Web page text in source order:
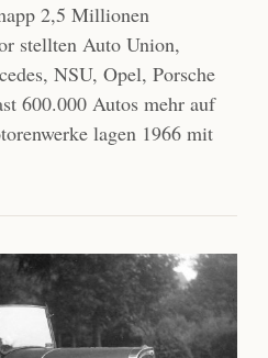
2,5 Millionen
stellten Auto Union,
NSU, Opel, Porsche
600.000 Autos mehr auf
lagen 1966 mit